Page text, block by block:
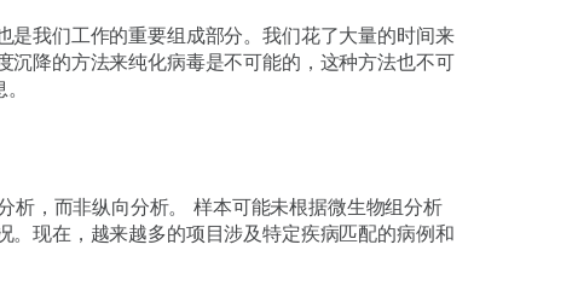
我们工作的重要组成部分。我们花了大量的时间来
降的方法来纯化病毒是不可能的，这种方法也不可
析，而非纵向分析。 样本可能未根据微生物组分析
现在，越来越多的项目涉及特定疾病匹配的病例和